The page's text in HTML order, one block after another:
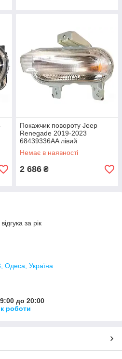
Покажчик повороту Jeep
Renegade 2019-2023
68439336AA лівий
Немає в наявності
2 686 ₴
за рік
Одеса, Україна
до 20:00
роботи